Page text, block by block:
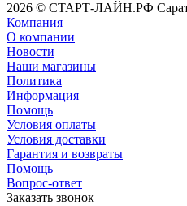
2026 © СТАРТ-ЛАЙН.РФ
Компания
О компании
Новости
Наши магазины
Политика
Информация
Помощь
Условия оплаты
Условия доставки
Гарантия и возвраты
Помощь
Вопрос-ответ
Заказать звонок